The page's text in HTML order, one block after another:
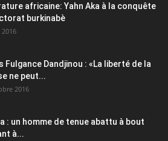
africaine: Yahn Aka à la conquête
burkinabè
2016
Fulgance Dandjinou : «La liberté de la
ne peut...
2016
: un homme de tenue abattu à bout
à...